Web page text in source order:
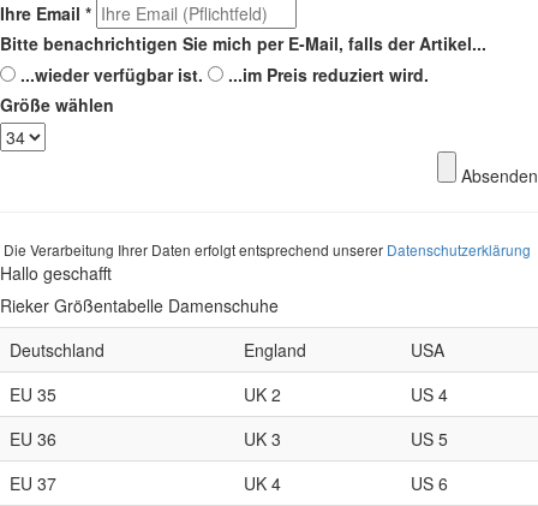
Ihre Email *
Bitte benachrichtigen Sie mich per E-Mail, falls der Artikel...
...wieder verfügbar ist.
...im Preis reduziert wird.
Größe wählen
Absenden
Die Verarbeitung Ihrer Daten erfolgt entsprechend unserer Datenschutzerklärung
Hallo geschafft
Rieker Größentabelle Damenschuhe
Deutschland
England
USA
EU 35
UK 2
US 4
EU 36
UK 3
US 5
EU 37
UK 4
US 6